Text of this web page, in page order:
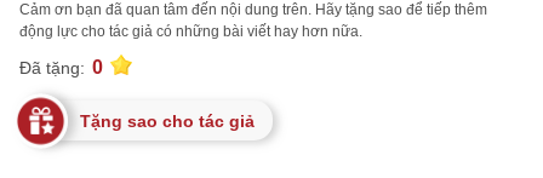
Cảm ơn bạn đã quan tâm đến nội dung trên. Hãy tặng sao để tiếp thêm
động lực cho tác giả có những bài viết hay hơn nữa.
Đã tặng: 0
Tặng sao cho tác giả